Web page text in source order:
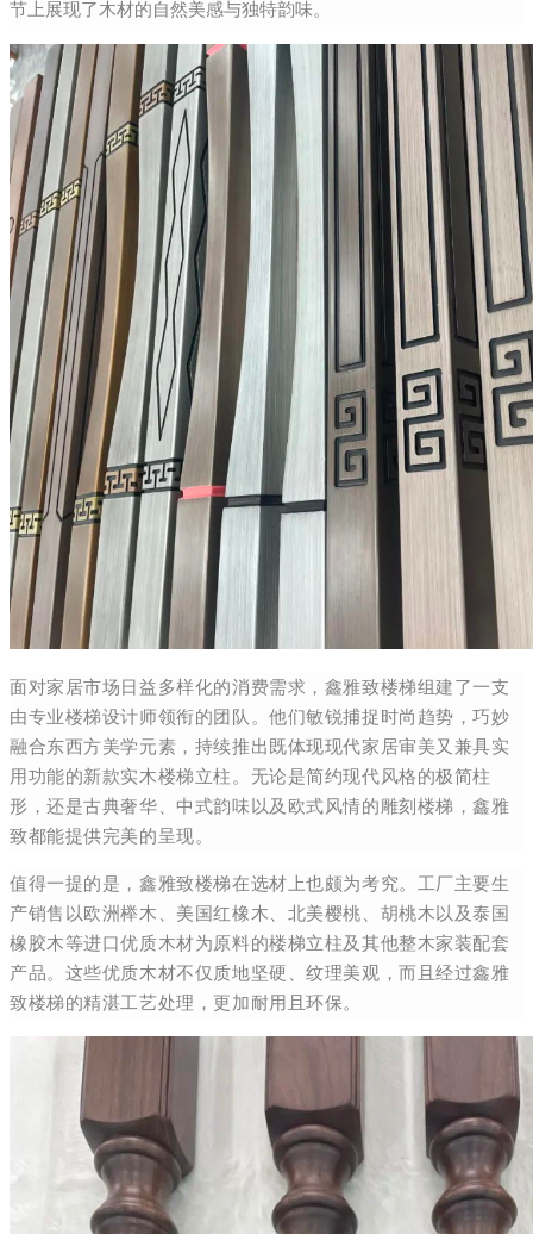
节上展现了木材的自然美感与独特韵味。
面对家居市场日益多样化的消费需求，鑫雅致楼梯组建了一支
由专业楼梯设计师领衔的团队。他们敏锐捕捉时尚趋势，巧妙
融合东西方美学元素，持续推出既体现现代家居审美又兼具实
用功能的新款实木楼梯立柱。 无论是简约现代风格的极简柱
形，还是古典奢华、中式韵味以及欧式风情的雕刻楼梯，鑫雅
致都能提供完美的呈现。
值得一提的是，鑫雅致楼梯在选材上也颇为考究。工厂主要生
产销售以欧洲榉木、美国红橡木、北美樱桃、胡桃木以及泰国
橡胶木等进口优质木材为原料的楼梯立柱及其他整木家装配套
产品。这些优质木材不仅质地坚硬、纹理美观，而且经过鑫雅
致楼梯的精湛工艺处理，更加耐用且环保。